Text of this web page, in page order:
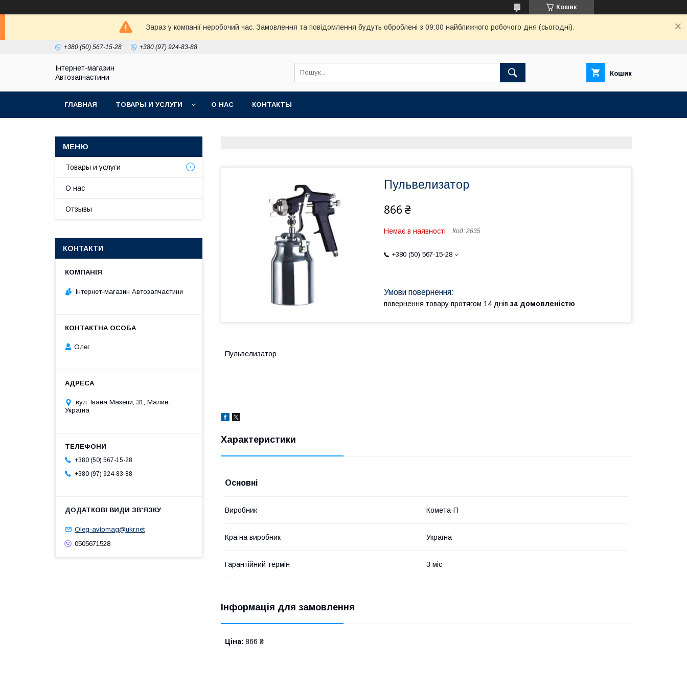
Кошик
Зараз у компанії неробочий час. Замовлення та повідомлення будуть оброблені з 09:00 найближчого робочого дня (сьогодні).
+380 (50) 567-15-28 +380 (97) 924-83-88
Інтернет-магазин
Автозапчастини
Кошик
ГЛАВНАЯ ТОВАРЫ И УСЛУГИ О НАС КОНТАКТЫ
Пульвелизатор
866 ₴
Немає в наявності Код: 2635
+380 (50) 567-15-28
повернення товару протягом 14 днів за домовленістю
Пульвелизатор
Характеристики
Основні
Виробник Комета-П
Країна виробник Україна
Гарантійний термін 3 міс
Інформація для замовлення
Ціна: 866 ₴
Товары и услуги
О нас
Отзывы
КОНТАКТИ
Інтернет-магазин Автозапчастини
Олег
вул. Івана Мазепи, 31, Малин,
Україна
+380 (50) 567-15-28
+380 (97) 924-83-88
Oleg-avtomag@ukr.net
0505671528